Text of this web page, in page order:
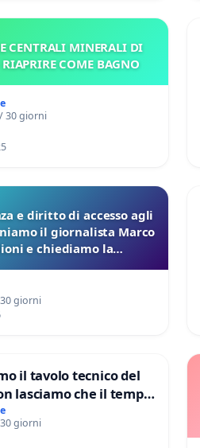
CENTRALI MINERALI DI
COME BAGNO
30 giorni
e diritto di accesso agli
il giornalista Marco
e chiediamo la
Veneta
giorni
il tavolo tecnico del
lasciamo che il tempo
ricerche di Domenico
giorni